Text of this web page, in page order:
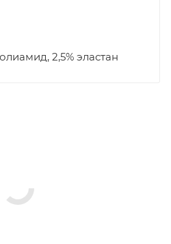
2,5% эластан